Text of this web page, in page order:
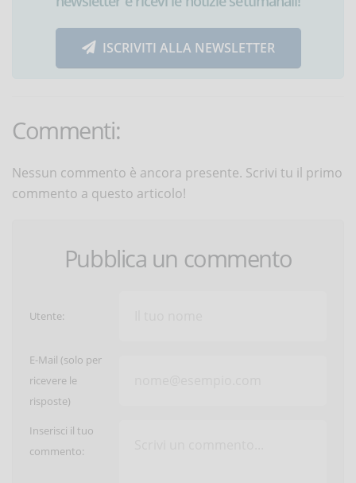
ISCRIVITI ALLA NEWSLETTER
Commenti:
Nessun commento è ancora presente. Scrivi tu il primo
commento a questo articolo!
Pubblica un commento
Utente:
E-Mail (solo per
ricevere le
risposte)
Inserisci il tuo
commento: